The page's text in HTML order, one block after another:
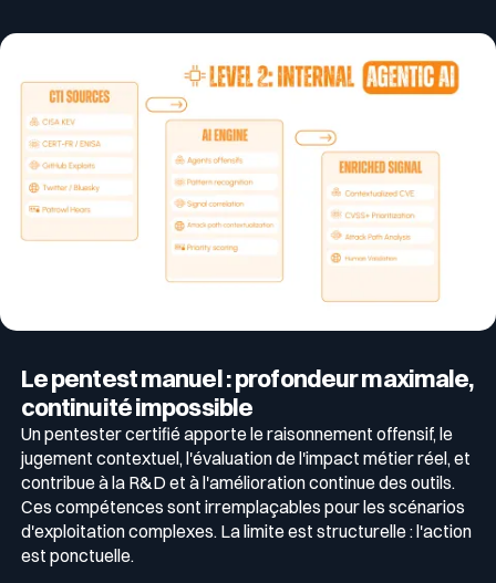
Le pentest manuel : profondeur maximale,
continuité impossible
Un pentester certifié apporte le raisonnement offensif, le
jugement contextuel, l'évaluation de l'impact métier réel, et
contribue à la R&D et à l'amélioration continue des outils.
Ces compétences sont irremplaçables pour les scénarios
d'exploitation complexes. La limite est structurelle : l'action
est ponctuelle.